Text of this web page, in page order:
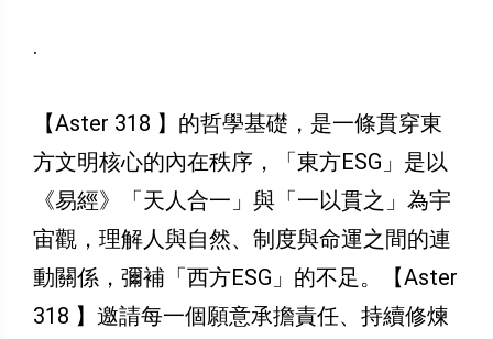
.
【Aster 318 】的哲學基礎，是一條貫穿東
方文明核心的內在秩序，「東方ESG」是以
《易經》「天人合一」與「一以貫之」為宇
宙觀，理解人與自然、制度與命運之間的連
動關係，彌補「西方ESG」的不足。【Aster
318 】邀請每一個願意承擔責任、持續修煉